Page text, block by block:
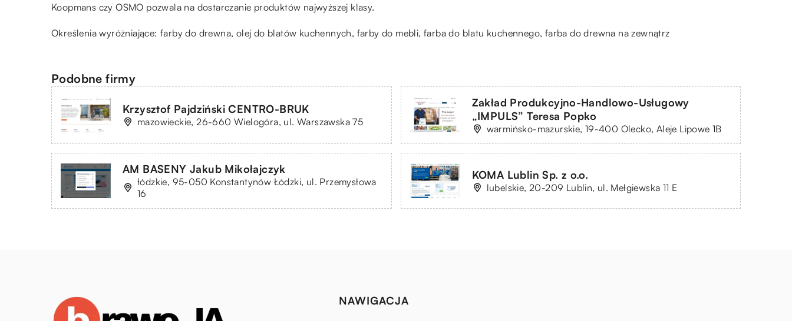
Koopmans czy OSMO pozwala na dostarczanie produktów najwyższej klasy.
Określenia wyróżniające: farby do drewna, olej do blatów kuchennych, farby do mebli, farba do blatu kuchennego, farba do drewna na zewnątrz
Podobne firmy
Krzysztof Pajdziński CENTRO-BRUK
mazowieckie, 26-660 Wielogóra, ul. Warszawska 75
Zakład Produkcyjno-Handlowo-Usługowy
„IMPULS” Teresa Popko
warmińsko-mazurskie, 19-400 Olecko, Aleje Lipowe 1B
AM BASENY Jakub Mikołajczyk
łódzkie, 95-050 Konstantynów Łódzki, ul. Przemysłowa
16
KOMA Lublin Sp. z o.o.
lubelskie, 20-209 Lublin, ul. Mełgiewska 11 E
NAWIGACJA